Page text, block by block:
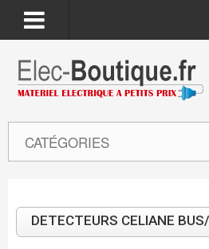
CATÉGORIES
DETECTEURS CELIANE